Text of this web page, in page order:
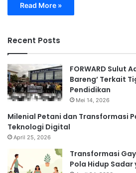
Read More »
Recent Posts
FORWARD Sulut
Bareng’ Terkait
Pendidikan
Mei 14, 2026
Milenial Petani dan Transformasi
Teknologi Digital
April 25, 2026
Transformasi
Pola Hidup